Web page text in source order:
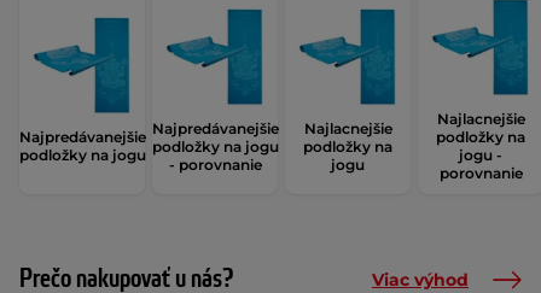
Najpredávanejšie
podložky na jogu
Najpredávanejšie
podložky na jogu
- porovnanie
Najlacnejšie
podložky na
jogu
Najlacnejšie
podložky na
jogu -
porovnanie
Prečo nakupovať u nás? Viac výhod